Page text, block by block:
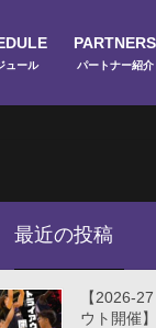
ュール
PARTNERS
パートナー紹介
最近の投稿
【2026-
ウト開催】